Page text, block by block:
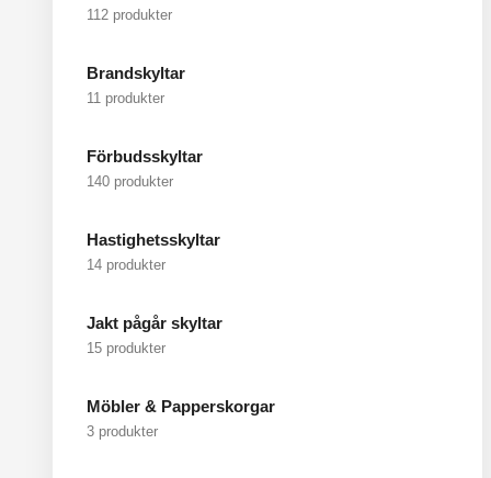
112 produkter
Brandskyltar
11 produkter
Förbudsskyltar
140 produkter
Hastighetsskyltar
14 produkter
Jakt pågår skyltar
15 produkter
Möbler & Papperskorgar
3 produkter